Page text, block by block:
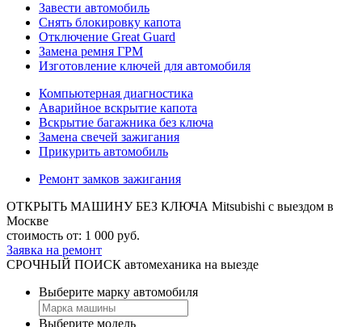
Завести автомобиль
Снять блокировку капота
Отключение Great Guard
Замена ремня ГРМ
Изготовление ключей для автомобиля
Компьютерная диагностика
Аварийное вскрытие капота
Вскрытие багажника без ключа
Замена свечей зажигания
Прикурить автомобиль
Ремонт замков зажигания
ОТКРЫТЬ МАШИНУ БЕЗ КЛЮЧА Mitsubishi с выездом в
Москве
стоимость от: 1 000 руб.
Заявка на ремонт
СРОЧНЫЙ ПОИСК автомеханика на выезде
Выберите марку автомобиля
Выберите модель